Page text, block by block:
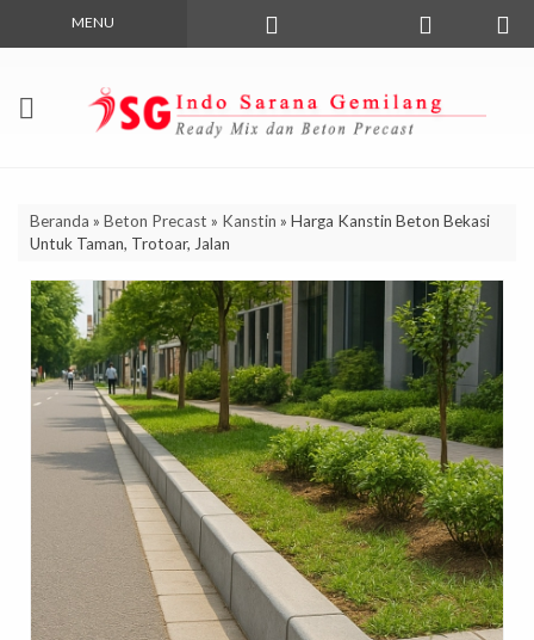
MENU
Beranda » Beton Precast » Kanstin » Harga Kanstin Beton Bekasi
Untuk Taman, Trotoar, Jalan